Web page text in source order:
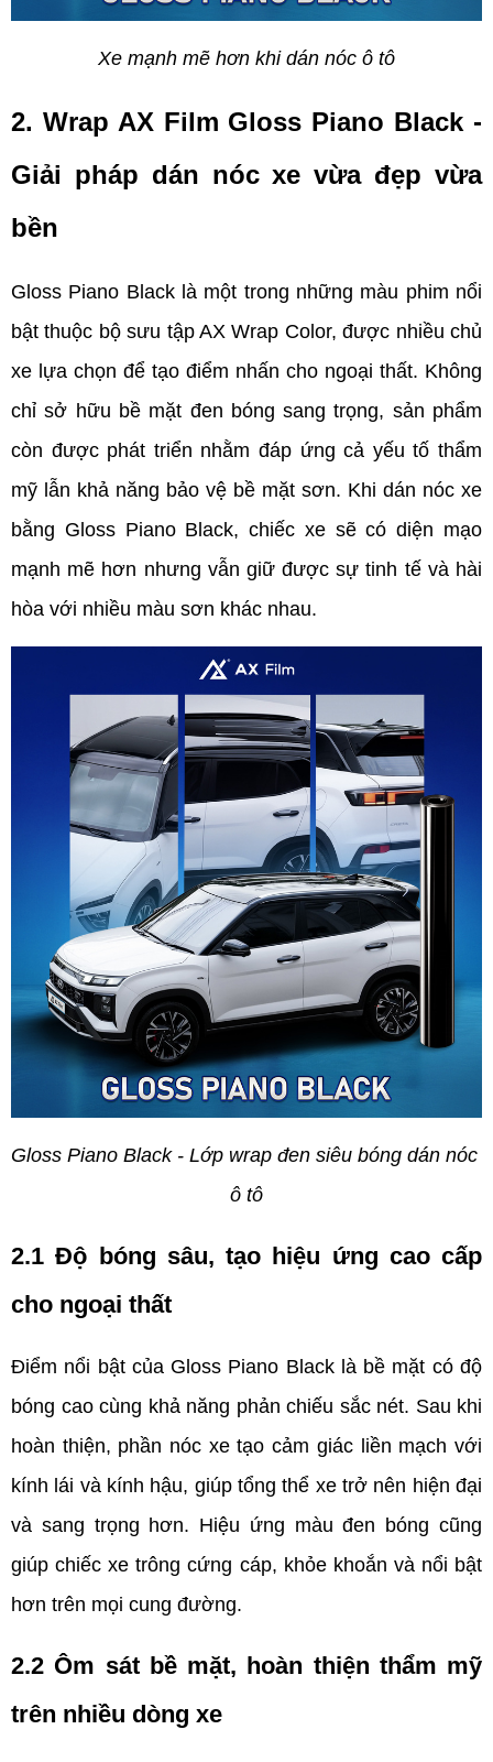
Xe mạnh mẽ hơn khi dán nóc ô tô
2. Wrap AX Film Gloss Piano Black -
Giải pháp dán nóc xe vừa đẹp vừa
bền
Gloss Piano Black là một trong những màu phim nổi
bật thuộc bộ sưu tập AX Wrap Color, được nhiều chủ
xe lựa chọn để tạo điểm nhấn cho ngoại thất. Không
chỉ sở hữu bề mặt đen bóng sang trọng, sản phẩm
còn được phát triển nhằm đáp ứng cả yếu tố thẩm
mỹ lẫn khả năng bảo vệ bề mặt sơn. Khi dán nóc xe
bằng Gloss Piano Black, chiếc xe sẽ có diện mạo
mạnh mẽ hơn nhưng vẫn giữ được sự tinh tế và hài
hòa với nhiều màu sơn khác nhau.
Gloss Piano Black - Lớp wrap đen siêu bóng dán nóc
ô tô
2.1 Độ bóng sâu, tạo hiệu ứng cao cấp
cho ngoại thất
Điểm nổi bật của Gloss Piano Black là bề mặt có độ
bóng cao cùng khả năng phản chiếu sắc nét. Sau khi
hoàn thiện, phần nóc xe tạo cảm giác liền mạch với
kính lái và kính hậu, giúp tổng thể xe trở nên hiện đại
và sang trọng hơn. Hiệu ứng màu đen bóng cũng
giúp chiếc xe trông cứng cáp, khỏe khoắn và nổi bật
hơn trên mọi cung đường.
2.2 Ôm sát bề mặt, hoàn thiện thẩm mỹ
trên nhiều dòng xe